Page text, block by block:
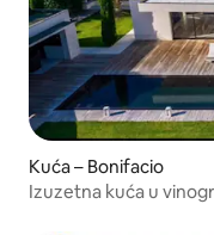
Kuća – Bonifacio
Izuzetna kuća u